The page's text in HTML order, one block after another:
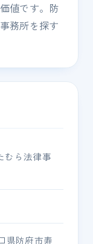
値です。防
務所を探す
むら法律事
県防府市寿